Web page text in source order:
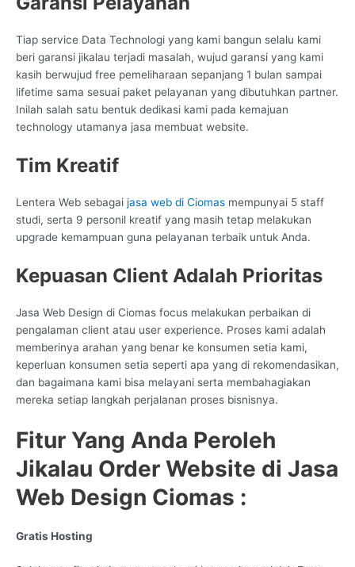
Tiap service Data Technologi yang kami bangun selalu kami
beri garansi jikalau terjadi masalah, wujud garansi yang kami
kasih berwujud free pemeliharaan sepanjang 1 bulan sampai
lifetime sama sesuai paket pelayanan yang dibutuhkan partner.
Inilah salah satu bentuk dedikasi kami pada kemajuan
technology utamanya jasa membuat website.
Tim Kreatif
Lentera Web sebagai jasa web di Ciomas mempunyai 5 staff
studi, serta 9 personil kreatif yang masih tetap melakukan
upgrade kemampuan guna pelayanan terbaik untuk Anda.
Kepuasan Client Adalah Prioritas
Jasa Web Design di Ciomas focus melakukan perbaikan di
pengalaman client atau user experience. Proses kami adalah
memberinya arahan yang benar ke konsumen setia kami,
keperluan konsumen setia seperti apa yang di rekomendasikan,
dan bagaimana kami bisa melayani serta membahagiakan
mereka setiap langkah perjalanan proses bisnisnya.
Fitur Yang Anda Peroleh
Jikalau Order Website di Jasa
Web Design Ciomas :
Gratis Hosting